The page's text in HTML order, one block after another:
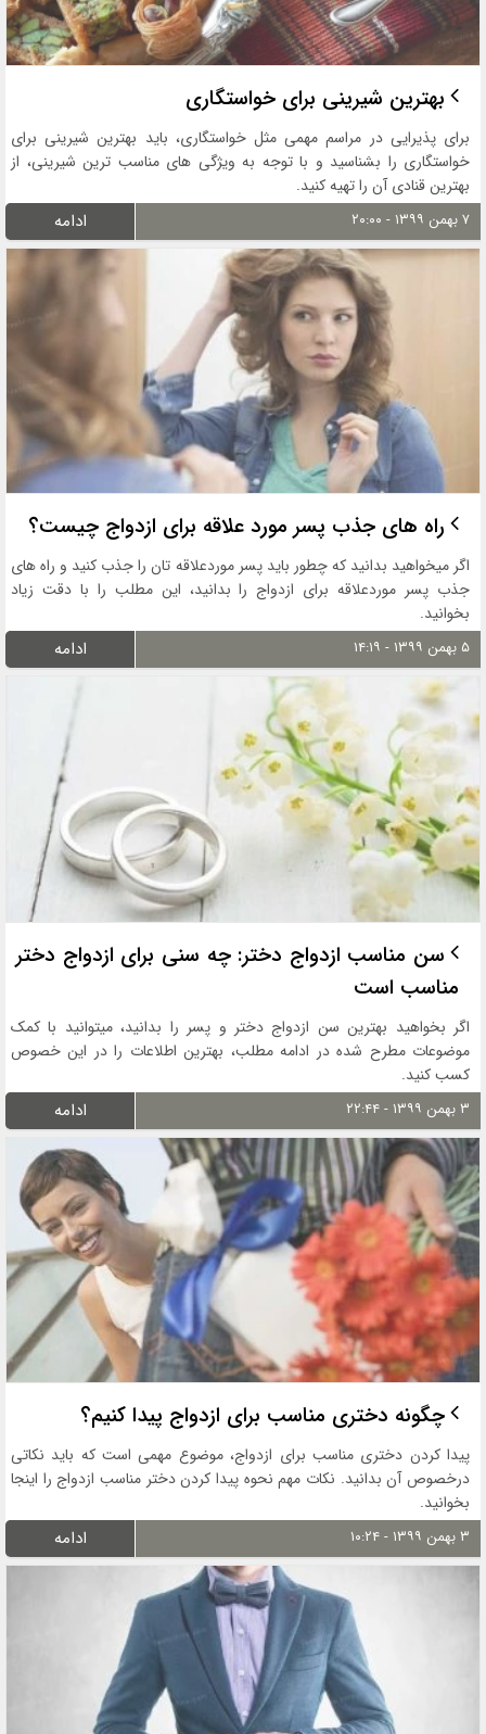
بهترین شیرینی برای خواستگاری
برای پذیرایی در مراسم مهمی مثل خواستگاری، باید بهترین شیرینی برای
خواستگاری را بشناسید و با توجه به ویژگی های مناسب ترین شیرینی، از
بهترین قنادی آن را تهیه کنید.
۷ بهمن ۱۳۹۹ - ۲۰:۰۰ ادامه
راه های جذب پسر مورد علاقه برای ازدواج چیست؟
اگر میخواهید بدانید که چطور باید پسر موردعلاقه تان را جذب کنید و راه های
جذب پسر موردعلاقه برای ازدواج را بدانید، این مطلب را با دقت زیاد
بخوانید.
۵ بهمن ۱۳۹۹ - ۱۴:۱۹ ادامه
سن مناسب ازدواج دختر: چه سنی برای ازدواج دختر
مناسب است
اگر بخواهید بهترین سن ازدواج دختر و پسر را بدانید، میتوانید با کمک
موضوعات مطرح شده در ادامه مطلب، بهترین اطلاعات را در این خصوص
کسب کنید.
۳ بهمن ۱۳۹۹ - ۲۲:۴۴ ادامه
چگونه دختری مناسب برای ازدواج پیدا کنیم؟
پیدا کردن دختری مناسب برای ازدواج، موضوع مهمی است که باید نکاتی
درخصوص آن بدانید. نکات مهم نحوه پیدا کردن دختر مناسب ازدواج را اینجا
بخوانید.
۳ بهمن ۱۳۹۹ - ۱۰:۲۴ ادامه